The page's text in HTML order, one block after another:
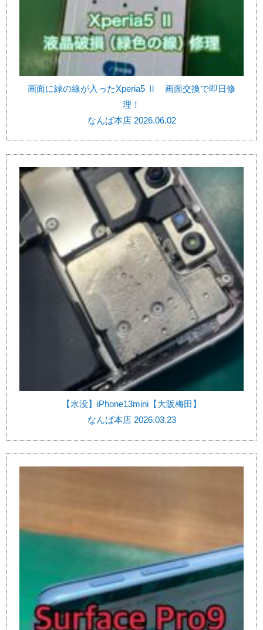
画面に緑の線が入ったXperia5 Ⅱ 画面交換で即日修
理！
なんば本店 2026.06.02
【水没】iPhone13mini【大阪梅田】
なんば本店 2026.03.23